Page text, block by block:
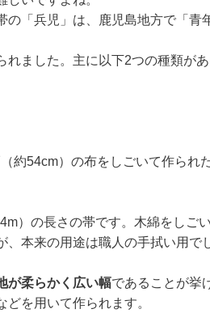
の「兵児」は、鹿児島地方で「青
ました。主に以下2つの種類が
約54cm）の布をしごいて作られ
）の長さの帯です。木綿をしご
本来の用途は職人の手拭い用で
が柔らかく広い幅であることが挙
を用いて作られます。